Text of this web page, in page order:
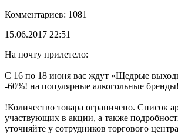
Комментариев: 1081
15.06.2017 22:51
На почту прилетело:
C 16 по 18 июня вас ждут «Щедрые
-60%! на популярные алкогольные бренды!
!Количество товара ограничено. Список
участвующих в акции, а также
уточняйте у сотрудников торгового центра